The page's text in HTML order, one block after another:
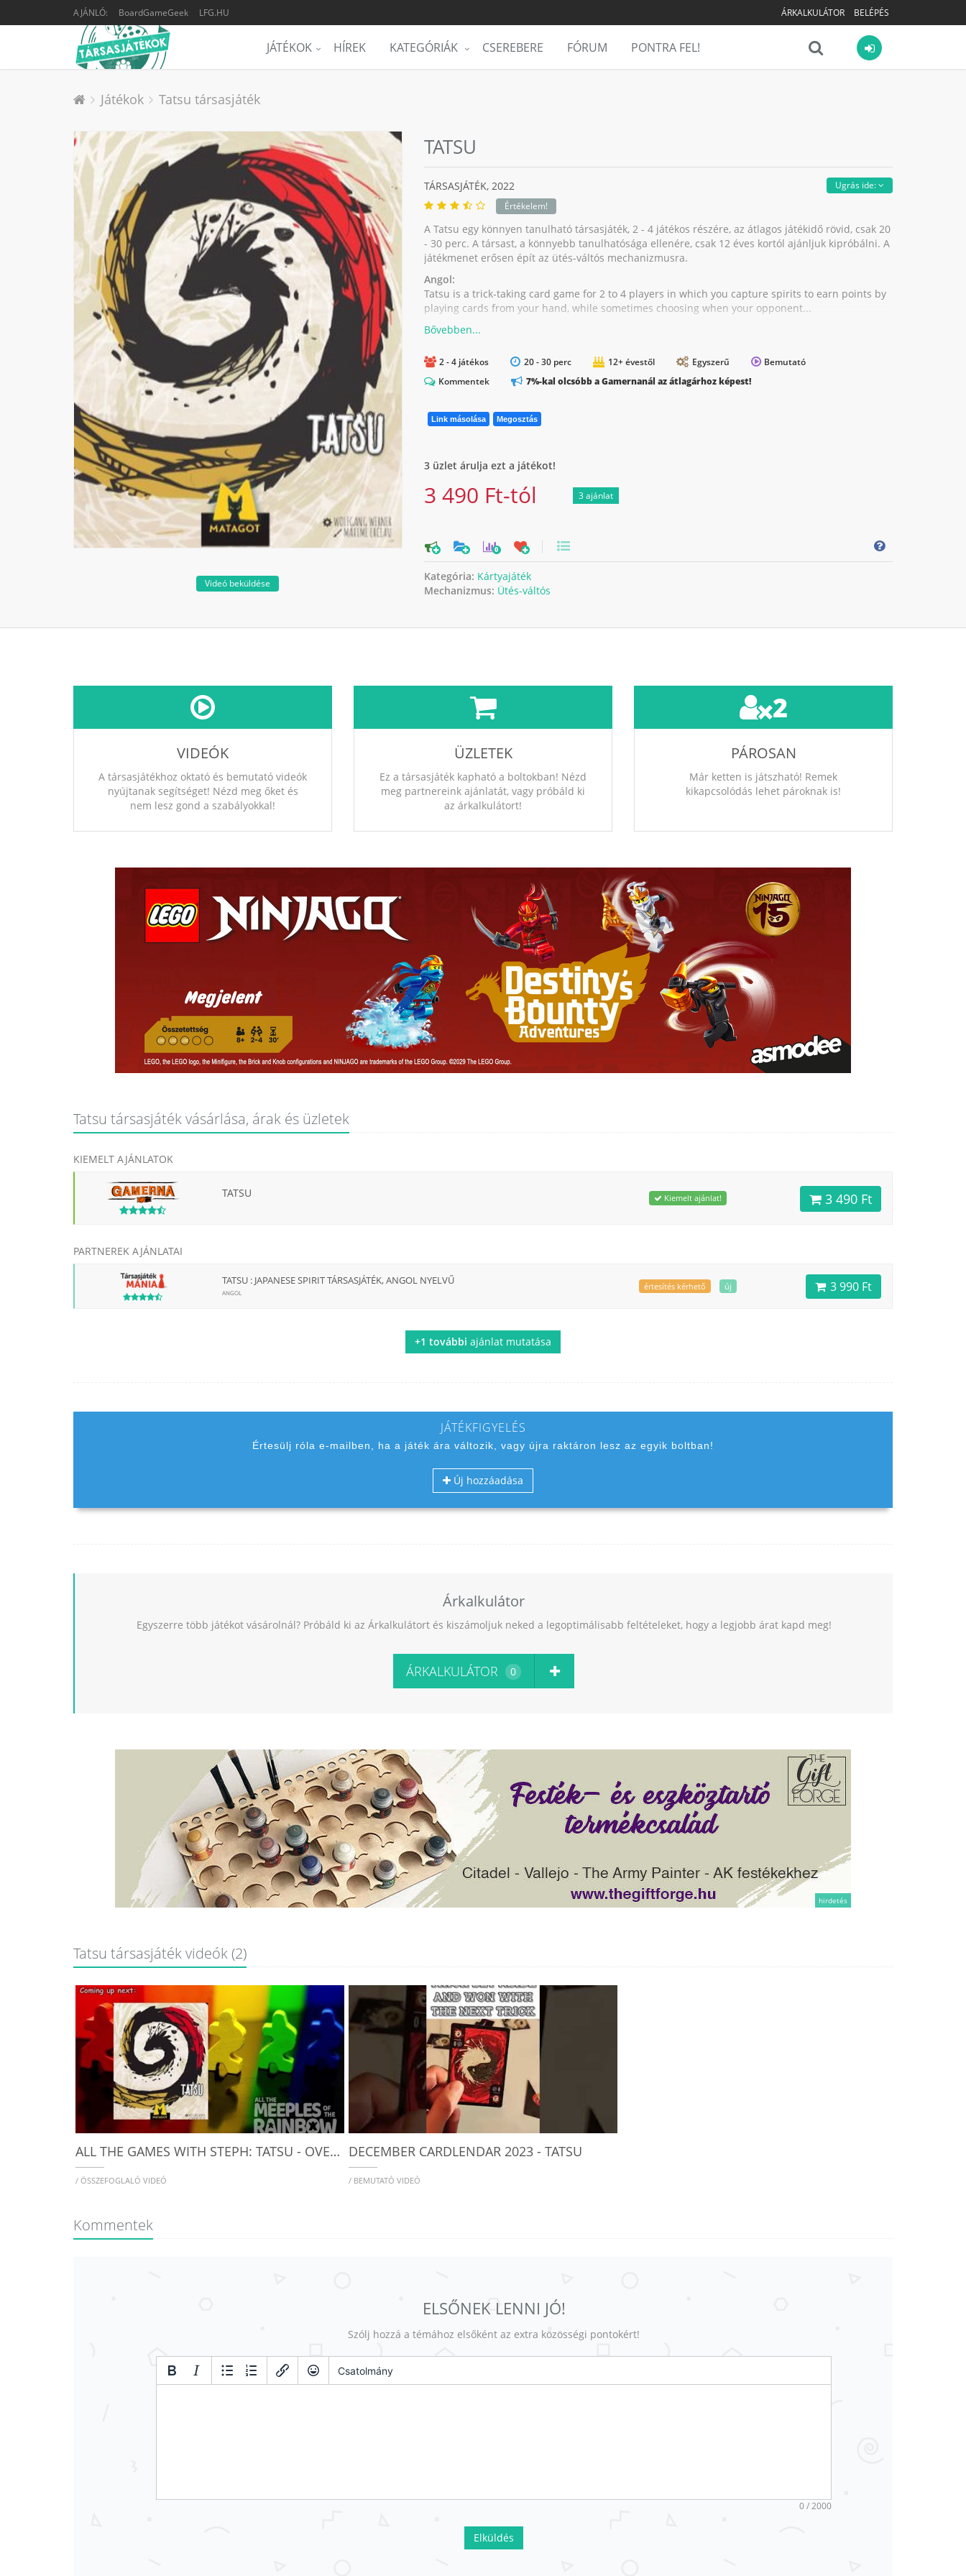
AJÁNLÓ: BoardGameGeek LFG.HU ÁRKALKULÁTOR BELÉPÉS
JÁTÉKOK HÍREK KATEGÓRIÁK CSEREBERE FÓRUM PONTRA FEL!
Játékok Tatsu társasjáték
Videó beküldése
TATSU
Ugrás ide:
TÁRSASJÁTÉK, 2022
Értékelem!
A Tatsu egy könnyen tanulható társasjáték, 2 - 4 játékos részére, az átlagos játékidő rövid, csak 20
- 30 perc. A társast, a könnyebb tanulhatósága ellenére, csak 12 éves kortól ajánljuk kipróbálni. A
játékmenet erősen épít az ütés-váltós mechanizmusra.
Angol:
Tatsu is a trick-taking card game for 2 to 4 players in which you capture spirits to earn points by
playing cards from your hand, while sometimes choosing when your opponent...
2 - 4 játékos 20 - 30 perc 12+ évestől Egyszerű
Bemutató
Kommentek
7%-kal olcsóbb a Gamernanál az átlagárhoz képest!
Link másolása Megosztás
3 üzlet árulja ezt a játékot!
3 490 Ft-tól 3 ajánlat
0
Kategória: Kártyajáték
Mechanizmus: Ütés-váltós
VIDEÓK
A társasjátékhoz oktató és bemutató videók
nyújtanak segítséget! Nézd meg őket és
nem lesz gond a szabályokkal!
ÜZLETEK
Ez a társasjáték kapható a boltokban! Nézd
meg partnereink ajánlatát, vagy próbáld ki
az árkalkulátort!
2
PÁROSAN
Már ketten is játszható! Remek
kikapcsolódás lehet pároknak is!
Tatsu társasjáték vásárlása, árak és üzletek
KIEMELT AJÁNLATOK
TATSU Kiemelt ajánlat! 3 490 Ft
PARTNEREK AJÁNLATAI
TATSU : JAPANESE SPIRIT TÁRSASJÁTÉK, ANGOL NYELVŰ
ANGOL
értesítés kérhető új 3 990 Ft
+1 további ajánlat mutatása
JÁTÉKFIGYELÉS
Értesülj róla e-mailben, ha a játék ára változik, vagy újra raktáron lesz az egyik boltban!
Új hozzáadása
Árkalkulátor
Egyszerre több játékot vásárolnál? Próbáld ki az Árkalkulátort és kiszámoljuk neked a legoptimálisabb feltételeket, hogy a legjobb árat kapd meg!
ÁRKALKULÁTOR 0
hirdetés
Tatsu társasjáték videók (2)
ALL THE GAMES WITH STEPH: TATSU - OVERVIEW
/ ÖSSZEFOGLALÓ VIDEÓ
DECEMBER CARDLENDAR 2023 - TATSU
/ BEMUTATÓ VIDEÓ
Kommentek
ELSŐNEK LENNI JÓ!
Szólj hozzá a témához elsőként az extra közösségi pontokért!
Csatolmány
0 / 2000
Elküldés